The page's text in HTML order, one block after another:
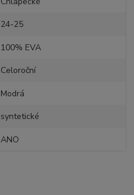
24-25
100% EVA
Celoroční
Modrá
syntetické
ANO